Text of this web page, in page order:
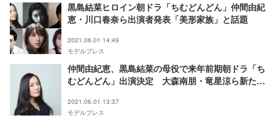
黒島結菜ヒロイン朝ドラ「ちむどんどん」仲間由紀
恵・川口春奈ら出演者発表「美形家族」と話題
2021.06.01 14:49
モデルプレス
仲間由紀恵、黒島結菜の母役で来年前期朝ドラ「ち
むどんどん」出演決定 大森南朋・竜星涼ら新たな
2021.06.01 13:37
モデルプレス